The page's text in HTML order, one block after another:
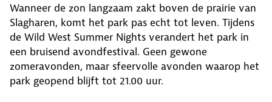
Wanneer de zon langzaam zakt boven de prairie van
Slagharen, komt het park pas echt tot leven. Tijdens
de Wild West Summer Nights verandert het park in
een bruisend avondfestival. Geen gewone
zomeravonden, maar sfeervolle avonden waarop het
park geopend blijft tot 21.00 uur.